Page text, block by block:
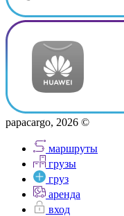
papacargo, 2026 ©
маршруты
грузы
груз
аренда
вход